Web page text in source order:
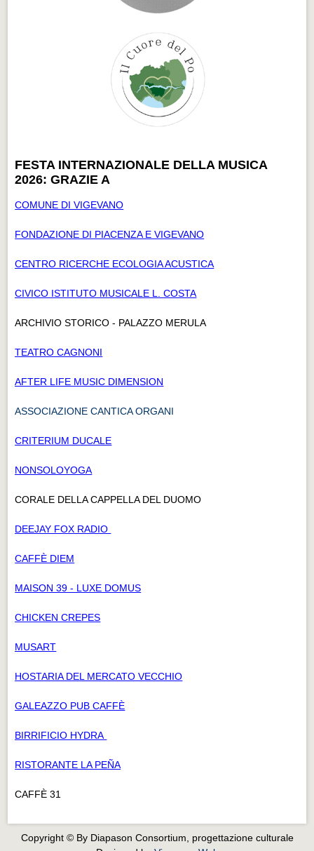
FESTA INTERNAZIONALE DELLA MUSICA
2026: GRAZIE A
COMUNE DI VIGEVANO
FONDAZIONE DI PIACENZA E VIGEVANO
CENTRO RICERCHE ECOLOGIA ACUSTICA
CIVICO ISTITUTO MUSICALE L. COSTA
ARCHIVIO STORICO - PALAZZO MERULA
TEATRO CAGNONI
AFTER LIFE MUSIC DIMENSION
ASSOCIAZIONE CANTICA ORGANI
CRITERIUM DUCALE
NONSOLOYOGA
CORALE DELLA CAPPELLA DEL DUOMO
DEEJAY FOX RADIO
CAFFÈ DIEM
MAISON 39 - LUXE DOMUS
CHICKEN CREPES
MUSART
HOSTARIA DEL MERCATO VECCHIO
GALEAZZO PUB CAFFÈ
BIRRIFICIO HYDRA
RISTORANTE LA PEÑA
CAFFÈ 31
Copyright © By Diapason Consortium, progettazione culturale